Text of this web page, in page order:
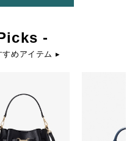
-
すめアイテム ▸